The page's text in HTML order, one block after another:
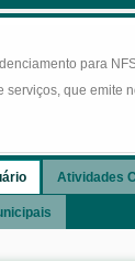
para
serviços, que emite
Atividades